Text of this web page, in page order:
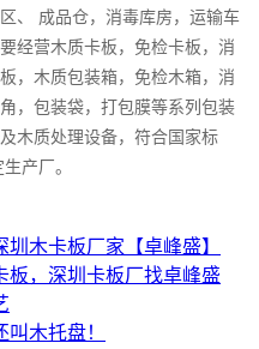
、 成品仓，消毒库房，运输车
经营木质卡板，免检卡板，消
，木质包装箱，免检木箱，消
，包装袋，打包膜等系列包装
木质处理设备，符合国家标
产厂。
木卡板厂家【卓峰盛】
板，深圳卡板厂找卓峰盛
木托盘！